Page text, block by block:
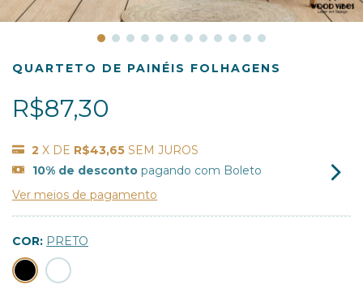
QUARTETO DE PAINÉIS FOLHAGENS
R$87,30
2 X DE R$43,65 SEM JUROS
10% de desconto pagando com Boleto
Ver meios de pagamento
COR: PRETO